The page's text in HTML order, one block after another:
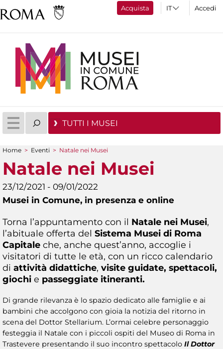
Acquista Accedi
TUTTI I MUSEI
Tu sei qui
Home > Eventi > Natale nei Musei
Natale nei Musei
23/12/2021 - 09/01/2022
Musei in Comune, in presenza e online
Torna l’appuntamento con il Natale nei Musei,
l’abituale offerta del Sistema Musei di Roma
Capitale che, anche quest’anno, accoglie i
visitatori di tutte le età, con un ricco calendario
di attività didattiche, visite guidate, spettacoli,
giochi e passeggiate itineranti.
Di grande rilevanza è lo spazio dedicato alle famiglie e ai
bambini che accolgono con gioia la notizia del ritorno in
scena del Dottor Stellarium. L’ormai celebre personaggio
festeggia il Natale con i piccoli ospiti del Museo di Roma in
Trastevere presentando il suo incontro spettacolo Il Dottor